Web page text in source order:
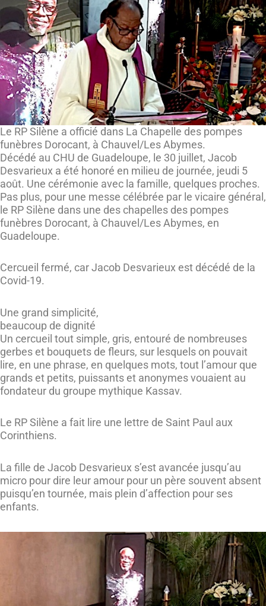
Le RP Silène a officié dans La Chapelle des pompes
funèbres Dorocant, à Chauvel/Les Abymes.
Décédé au CHU de Guadeloupe, le 30 juillet, Jacob
Desvarieux a été honoré en milieu de journée, jeudi 5
août. Une cérémonie avec la famille, quelques proches.
Pas plus, pour une messe célébrée par le vicaire général,
le RP Silène dans une des chapelles des pompes
funèbres Dorocant, à Chauvel/Les Abymes, en
Guadeloupe.
Cercueil fermé, car Jacob Desvarieux est décédé de la
Covid-19.
Une grand simplicité,
beaucoup de dignité
Un cercueil tout simple, gris, entouré de nombreuses
gerbes et bouquets de fleurs, sur lesquels on pouvait
lire, en une phrase, en quelques mots, tout l’amour que
grands et petits, puissants et anonymes vouaient au
fondateur du groupe mythique Kassav.
Le RP Silène a fait lire une lettre de Saint Paul aux
Corinthiens.
La fille de Jacob Desvarieux s’est avancée jusqu’au
micro pour dire leur amour pour un père souvent absent
puisqu’en tournée, mais plein d’affection pour ses
enfants.